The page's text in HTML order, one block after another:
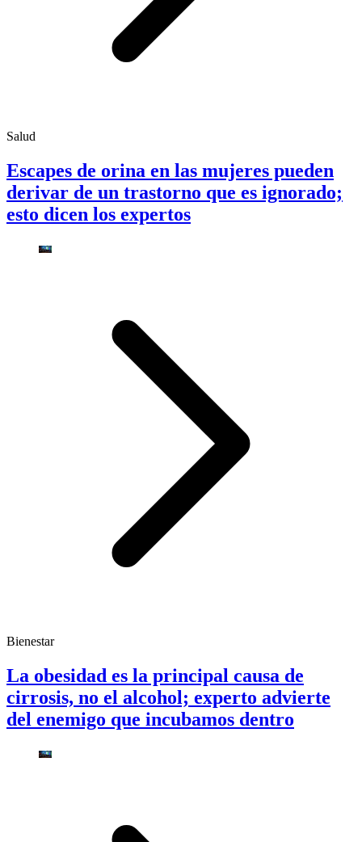
Salud
Escapes de orina en las mujeres pueden
derivar de un trastorno que es ignorado;
esto dicen los expertos
Bienestar
La obesidad es la principal causa de
cirrosis, no el alcohol; experto advierte
del enemigo que incubamos dentro